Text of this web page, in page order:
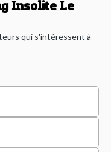
Insolite Le
qui s'intéressent à